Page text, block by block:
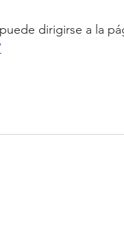
dirigirse a la